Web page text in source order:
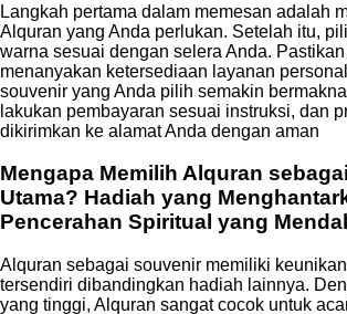
Langkah pertama dalam memesan adalah
Alquran yang Anda perlukan. Setelah itu,
warna sesuai dengan selera Anda.
menanyakan ketersediaan layanan
souvenir yang Anda pilih semakin
lakukan pembayaran sesuai instruksi, dan
dikirimkan ke alamat Anda dengan aman
Mengapa Memilih Alquran
Utama? Hadiah yang
Pencerahan Spiritual yang
Alquran sebagai souvenir memiliki
tersendiri dibandingkan hadiah lainnya.
yang tinggi, Alquran sangat cocok untuk